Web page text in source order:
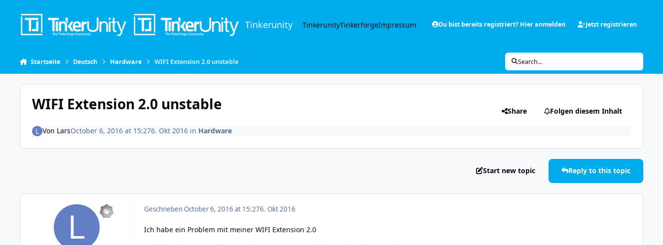
Tinkerunity TinkerunityTinkerforgeImpressum Du bist bereits registriert? Hier anmelden Jetzt registrieren
Startseite Deutsch Hardware WIFI Extension 2.0 unstable Search...
WIFI Extension 2.0 unstable Share Folgen diesem Inhalt
Von LarsOctober 6, 2016 at 15:276. Okt 2016in Hardware
Start new topic Reply to this topic
GeschriebenOctober 6, 2016 at 15:276. Okt 2016
Ich habe ein Problem mit meiner WIFI Extension 2.0